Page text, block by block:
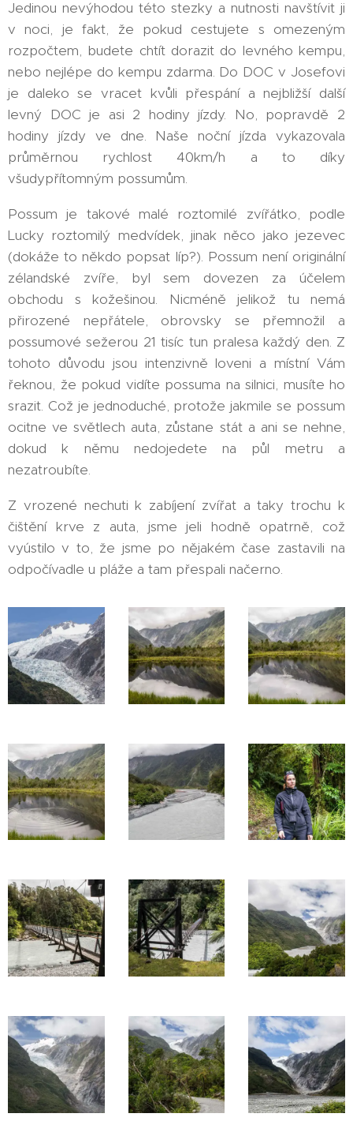
Jedinou nevýhodou této stezky a nutnosti navštívit ji
v noci, je fakt, že pokud cestujete s omezeným
rozpočtem, budete chtít dorazit do levného kempu,
nebo nejlépe do kempu zdarma. Do DOC v Josefovi
je daleko se vracet kvůli přespání a nejbližší další
levný DOC je asi 2 hodiny jízdy. No, popravdě 2
hodiny jízdy ve dne. Naše noční jízda vykazovala
průměrnou rychlost 40km/h a to díky
všudypřítomným possumům.
Possum je takové malé roztomilé zvířátko, podle
Lucky roztomilý medvídek, jinak něco jako jezevec
(dokáže to někdo popsat líp?). Possum není originální
zélandské zvíře, byl sem dovezen za účelem
obchodu s kožešinou. Nicméně jelikož tu nemá
přirozené nepřátele, obrovsky se přemnožil a
possumové sežerou 21 tisíc tun pralesa každý den. Z
tohoto důvodu jsou intenzivně loveni a místní Vám
řeknou, že pokud vidíte possuma na silnici, musíte ho
srazit. Což je jednoduché, protože jakmile se possum
ocitne ve světlech auta, zůstane stát a ani se nehne,
dokud k němu nedojedete na půl metru a
nezatroubíte.
Z vrozené nechuti k zabíjení zvířat a taky trochu k
čištění krve z auta, jsme jeli hodně opatrně, což
vyústilo v to, že jsme po nějakém čase zastavili na
odpočívadle u pláže a tam přespali načerno.